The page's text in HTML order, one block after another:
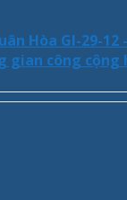
Hòa GI-29-
gian công cộng